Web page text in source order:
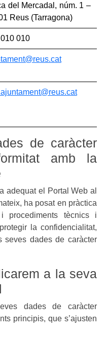
del Mercadal, núm. 1 –
Reus (Tarragona)
010
de caràcter
amb la
adequat el Portal Web al
ha posat en pràctica
procediments tècnics i
la confidencialitat,
seves dades de caràcter
a la seva
dades de caràcter
principis, que s’ajusten